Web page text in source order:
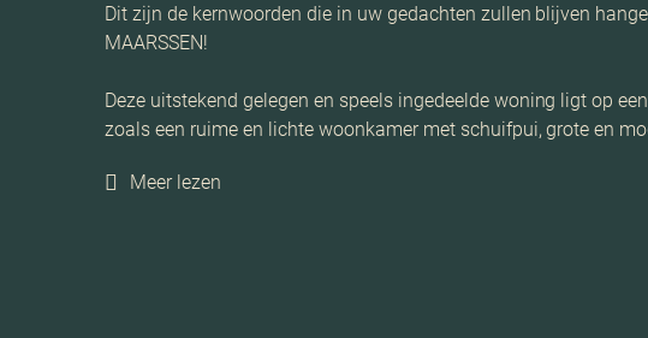
Dit zijn de kernwoorden die in uw gedachten zullen blijven
MAARSSEN!
Deze uitstekend gelegen en speels ingedeelde woning ligt op
zoals een ruime en lichte woonkamer met schuifpui, grote en
Meer lezen